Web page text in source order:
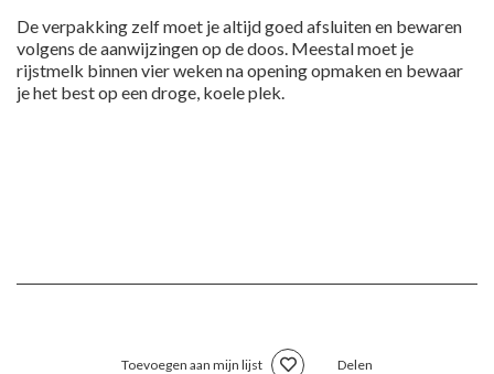
De verpakking zelf moet je altijd goed afsluiten en bewaren
volgens de aanwijzingen op de doos. Meestal moet je
rijstmelk binnen vier weken na opening opmaken en bewaar
je het best op een droge, koele plek.
Toevoegen aan mijn lijst Delen